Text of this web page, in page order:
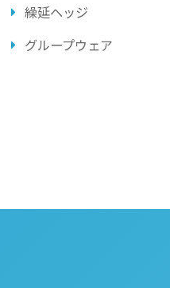
繰延ヘッジ
グループウェア